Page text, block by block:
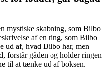
mystiske skabning, som Bilbo
af en ring, som Bilbo
ud af, hvad Bilbo har, men
forstår gåden og holder ringen
til at tænke ud af boksen.